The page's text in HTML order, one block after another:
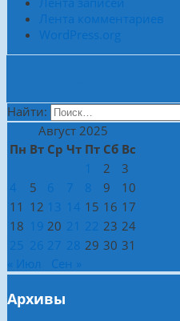
Лента комментариев
WordPress.org
Найти:
Август 2025
Пн Вт Ср Чт Пт Сб Вс
1
2
3
4
5 6 7 8 9
10
11 12 13 14 15 16 17
18 19 20 21 22 23 24
25 26 27 28 29 30 31
« Июл
Сен »
Архивы